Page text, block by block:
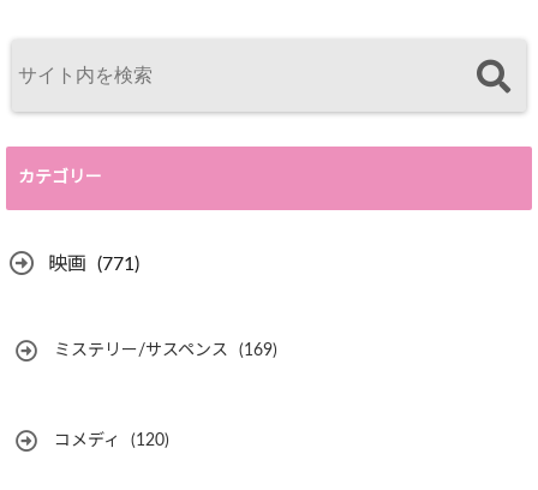
カテゴリー
映画 (771)
ミステリー/サスペンス (169)
コメディ (120)